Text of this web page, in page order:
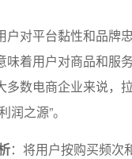
户对平台黏性和品牌
味着用户对商品和服
多数电商企业来说，
润之源”。
：将用户按购买频次